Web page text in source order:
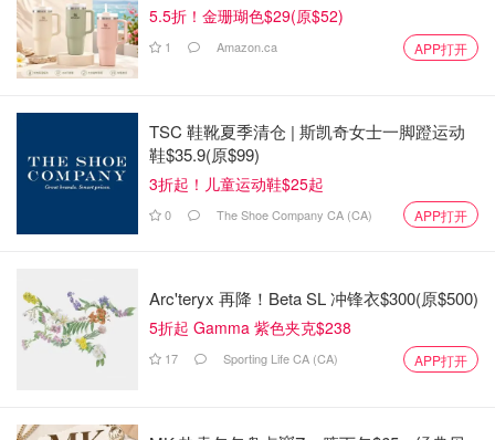
5.5折！金珊瑚色$29(原$52)
1 Amazon.ca APP打开
TSC 鞋靴夏季清仓 | 斯凯奇女士一脚蹬运动
鞋$35.9(原$99)
3折起！儿童运动鞋$25起
0 The Shoe Company CA (CA) APP打开
Arc'teryx 再降！Beta SL 冲锋衣$300(原$500)
5折起 Gamma 紫色夹克$238
17 Sporting Life CA (CA) APP打开